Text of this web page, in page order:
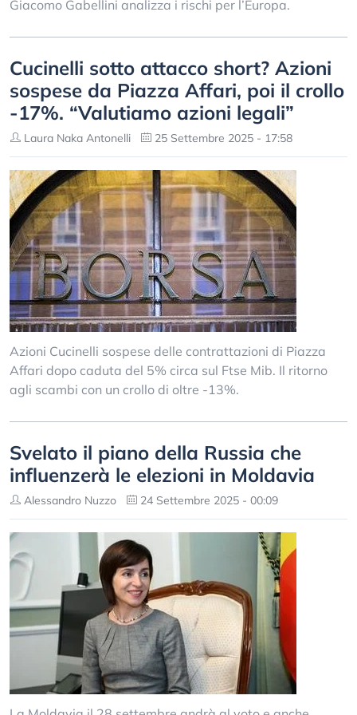
Giacomo Gabellini analizza i rischi per l’Europa.
Cucinelli sotto attacco short? Azioni
sospese da Piazza Affari, poi il crollo
-17%. “Valutiamo azioni legali”
Laura Naka Antonelli 25 Settembre 2025 - 17:58
Azioni Cucinelli sospese delle contrattazioni di Piazza
Affari dopo caduta del 5% circa sul Ftse Mib. Il ritorno
agli scambi con un crollo di oltre -13%.
Svelato il piano della Russia che
influenzerà le elezioni in Moldavia
Alessandro Nuzzo 24 Settembre 2025 - 00:09